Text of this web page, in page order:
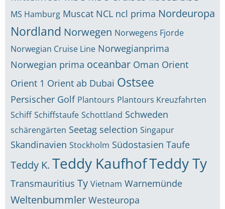
MS Hamburg Muscat NCL ncl prima Nordeuropa
Nordland Norwegen Norwegens Fjorde
Norwegian Cruise Line Norwegianprima
Norwegian prima oceanbar Oman Orient
Orient 1 Orient ab Dubai Ostsee
Persischer Golf Plantours Plantours Kreuzfahrten
Schiff Schiffstaufe Schottland Schweden
schärengärten Seetag selection Singapur
Skandinavien Stockholm Südostasien Taufe
Teddy K. Teddy KaufhofTeddy Ty
Transmauritius Ty Vietnam Warnemünde
Weltenbummler Westeuropa